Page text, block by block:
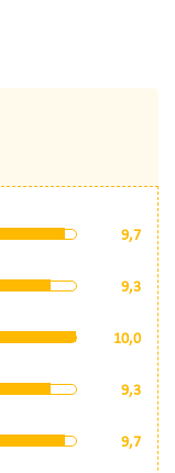
9,7
9,3
10,0
9,3
9,7